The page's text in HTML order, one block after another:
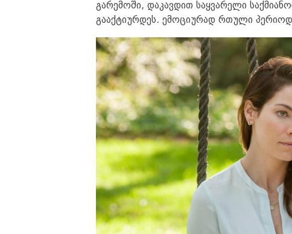
გარემოში, დაკავდით საყვარელი
გააქტიურდეს. ემოციურად რთული